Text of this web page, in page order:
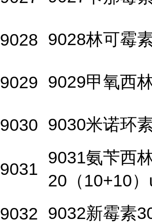
9028 9028林可霉
9029 9029甲氧西
9030 9030米诺环
9031
9031氨苄西
20（10+10
9032 9032新霉素